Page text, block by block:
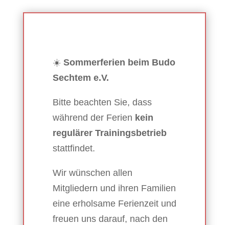
☀️ Sommerferien beim Budo
Sechtem e.V.
Bitte beachten Sie, dass
während der Ferien kein
regulärer Trainingsbetrieb
stattfindet.
Wir wünschen allen
Mitgliedern und ihren Familien
eine erholsame Ferienzeit und
freuen uns darauf, nach den